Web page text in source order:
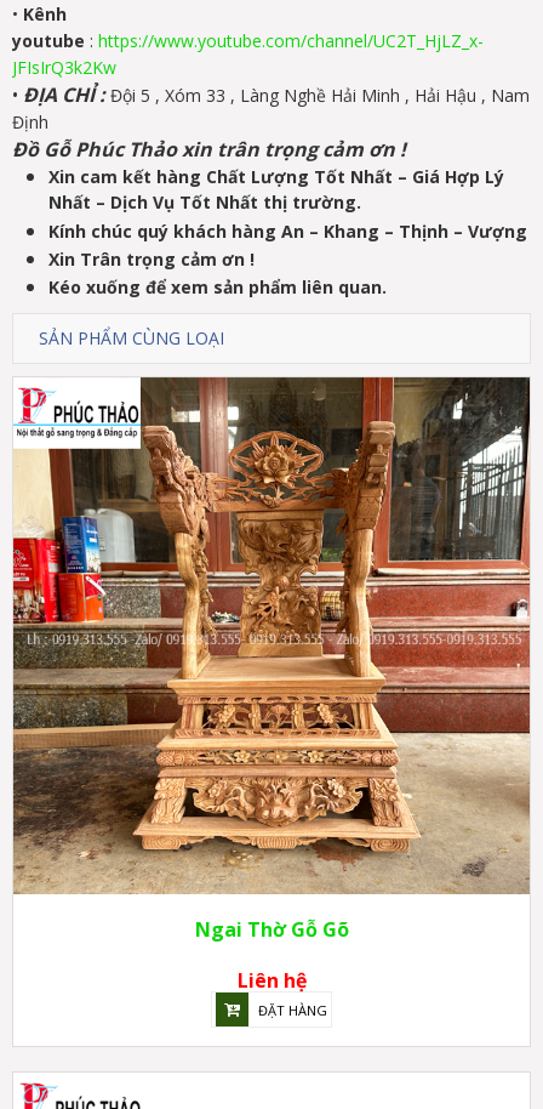
• Kênh
youtube : https://www.youtube.com/channel/UC2T_HjLZ_x-
JFIsIrQ3k2Kw
• ĐỊA CHỈ :Đội 5 , Xóm 33 , Làng Nghề Hải Minh , Hải Hậu , Nam
Định
Đồ Gỗ Phúc Thảo xin trân trọng cảm ơn !
Xin cam kết hàng Chất Lượng Tốt Nhất – Giá Hợp Lý
Nhất – Dịch Vụ Tốt Nhất thị trường.
Kính chúc quý khách hàng An – Khang – Thịnh – Vượng
Xin Trân trọng cảm ơn !
Kéo xuống để xem sản phẩm liên quan.
SẢN PHẨM CÙNG LOẠI
Ngai Thờ Gỗ Gõ
Liên hệ
ĐẶT HÀNG